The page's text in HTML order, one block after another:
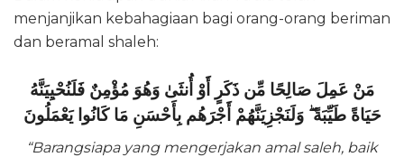
menjanjikan kebahagiaan bagi orang-orang beriman
dan beramal shaleh:
مَنْ عَمِلَ صَالِحًا مِّن ذَكَرٍ أَوْ أُنثَىٰ وَهُوَ مُؤْمِنٌ فَلَنُحْيِيَنَّهُ
حَيَاةً طَيِّبَةً ۖ وَلَنَجْزِيَنَّهُمْ أَجْرَهُم بِأَحْسَنِ مَا كَانُوا يَعْمَلُونَ
“Barangsiapa yang mengerjakan amal saleh, baik